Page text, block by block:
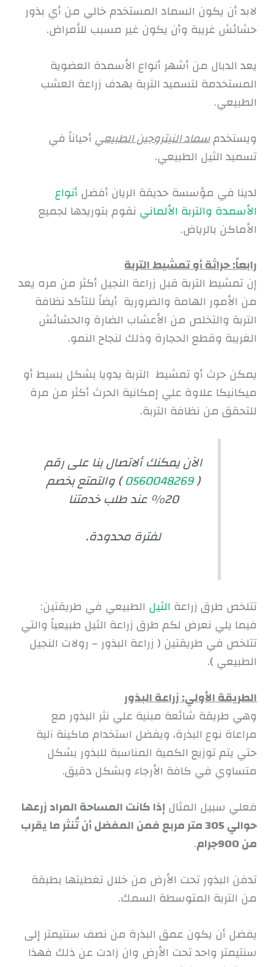
لابد أن يكون السماد المستخدم خالي من أي بذور
حشائش غريبة وأن يكون غير مسبب للأمراض.
يعد الدبال من أشهر أنواع الأسمدة العضوية
المستخدمة لتسميد التربة بهدف زراعة العشب
الطبيعي.
ويستخدمسماد النيتروجين الطبيعيأحياناً في
تسميد الثيل الطبيعي.
لدينا في مؤسسة حديقة الريان أفضلأنواع
الأسمدة والتربة الألماني نقوم بتوريدها لجميع
الأماكن بالرياض.
رابعاً: حراثة أو تمشيط التربة
إن تمشيط التربة قبل زراعة النجيل أكثر من مره يعد
من الأمور الهامة والضرورية أيضاً للتأكد نظافة
التربة والتخلص من الأعشاب الضارة والحشائش
الغريبة وقطع الحجارة وذلك لنجاح النمو.
يمكن حرث أو تمشيط التربة يدويا بشكل بسيط أو
ميكانيكا علاوة علي إمكانية الحرث أكثر من مرة
للتحقق من نظافة التربة.
الآن يمكنك ألاتصال بنا على رقم
(
0560048269) والتمتع بخصم
20% عند طلب خدمتنا
لفترة محدودة.
تتلخص طرق زراعة الثيل الطبيعي في طريقتين:
فيما يلي نعرض لكم طرق زراعة الثيل طبيعياً والتي
تتلخص في طريقتين ( زراعة البذور – رولات النجيل
الطبيعي ).
الطريقة الأولي: زراعة البذور
وهي طريقة شائعة مبنية علي نثر البذور مع
مراعاة نوع البذرة، ويفضل استخدام ماكينة آلية
حتي يتم توزيع الكمية المناسبة للبذور بشكل
متساوي في كافة الأرجاء وبشكل دقيق.
فعلي سبيل المثال إذا كانت المساحة المراد زرعها
حوالي 305 متر مربع فمن المفضل أن تُنثر ما يقرب
من 900جرام
.
تدفن البذور تحت الأرض من خلال تغطيتها بطبقة
من التربة المتوسطة السمك.
يفضل أن يكون عمق البذرة من نصف سنتيمتر إلى
سنتيمتر واحد تحت الأرض وان زادت عن ذلك فهذا